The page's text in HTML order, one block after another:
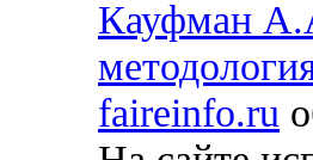
Кауфман
faireinfo.ru